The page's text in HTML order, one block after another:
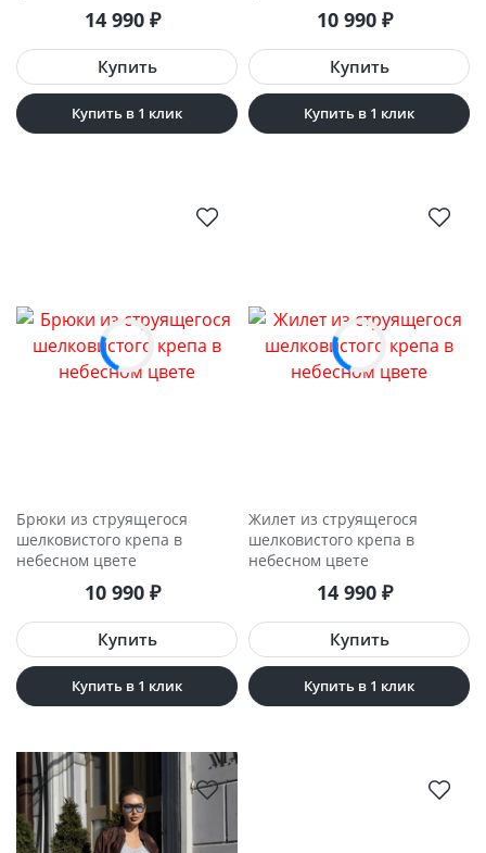
14 990 ₽
Купить в 1 клик
10 990 ₽
Купить в 1 клик
Брюки из струящегося
шелковистого крепа в
небесном цвете
10 990 ₽
Купить в 1 клик
Жилет из струящегося
шелковистого крепа в
небесном цвете
14 990 ₽
Купить в 1 клик